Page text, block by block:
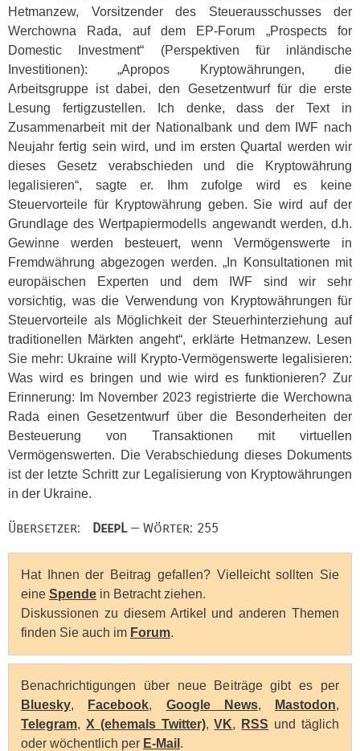
Hetmanzew, Vorsitzender des Steuerausschusses der
Werchowna Rada, auf dem EP-Forum „Prospects for
Domestic Investment“ (Perspektiven für inländische
Investitionen): „Apropos Kryptowährungen, die
Arbeitsgruppe ist dabei, den Gesetzentwurf für die erste
Lesung fertigzustellen. Ich denke, dass der Text in
Zusammenarbeit mit der Nationalbank und dem IWF nach
Neujahr fertig sein wird, und im ersten Quartal werden wir
dieses Gesetz verabschieden und die Kryptowährung
legalisieren“, sagte er. Ihm zufolge wird es keine
Steuervorteile für Kryptowährung geben. Sie wird auf der
Grundlage des Wertpapiermodells angewandt werden, d.h.
Gewinne werden besteuert, wenn Vermögenswerte in
Fremdwährung abgezogen werden. „In Konsultationen mit
europäischen Experten und dem
IWF sind wir sehr
vorsichtig, was die Verwendung von Kryptowährungen für
Steuervorteile als Möglichkeit der Steuerhinterziehung auf
traditionellen Märkten angeht“, erklärte Hetmanzew. Lesen
Sie mehr: Ukraine will Krypto-Vermögenswerte legalisieren:
Was wird es bringen und wie wird es funktionieren? Zur
Erinnerung: Im November 2023 registrierte die Werchowna
Rada einen Gesetzentwurf über die Besonderheiten der
Besteuerung von Transaktionen mit virtuellen
Vermögenswerten. Die Verabschiedung dieses Dokuments
ist der letzte Schritt zur Legalisierung von Kryptowährungen
in der Ukraine.
Übersetzer: DeepL— Wörter: 255
Hat Ihnen der Beitrag gefallen? Vielleicht sollten Sie
eine Spende in Betracht ziehen.
Diskussionen zu diesem Artikel und anderen Themen
finden Sie auch im Forum.
Benachrichtigungen über neue Beiträge gibt es per
Bluesky, Facebook, Google News, Mastodon,
Telegram, X (ehemals Twitter),VK, RSS und täglich
oder wöchentlich per E-Mail .